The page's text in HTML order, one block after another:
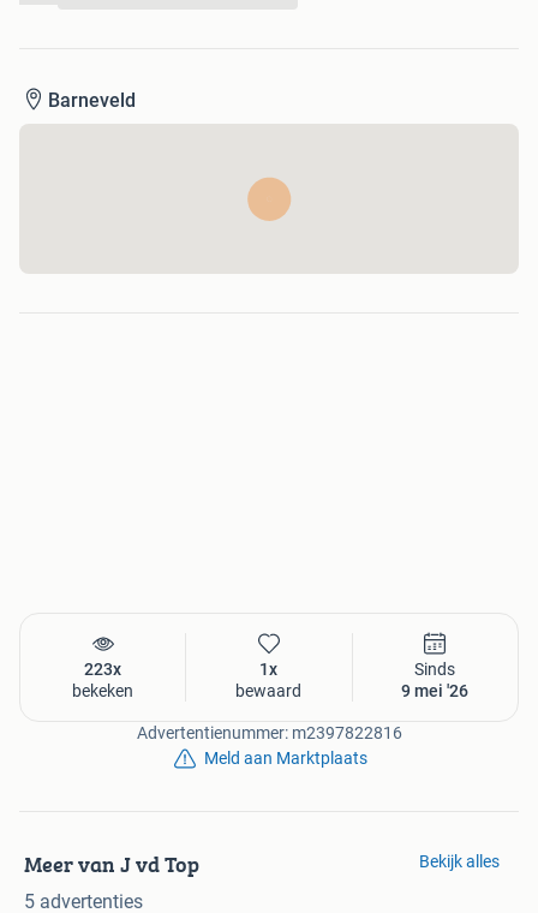
Barneveld
223x
bekeken
1x
bewaard
Sinds
9 mei '26
Advertentienummer: m2397822816
Meld aan Marktplaats
Meer van J vd Top
5 advertenties
Bekijk alles